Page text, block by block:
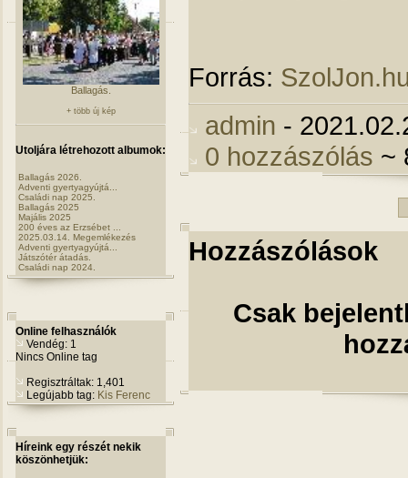
Ballagás.
+ több új kép
Utoljára létrehozott albumok:
Ballagás 2026.
Adventi gyertyagyújtá...
Családi nap 2025.
Ballagás 2025
Majális 2025
200 éves az Erzsébet ...
2025.03.14. Megemlékezés
Adventi gyertyagyújtá...
Játszótér átadás.
Családi nap 2024.
Online felhasználók
Vendég: 1
Nincs Online tag
Regisztráltak: 1,401
Legújabb tag: Kis Ferenc
Híreink egy részét nekik
köszönhetjük:
Forrás:
admin -
0 hozzászólás ~
Hozzászólások
Csak